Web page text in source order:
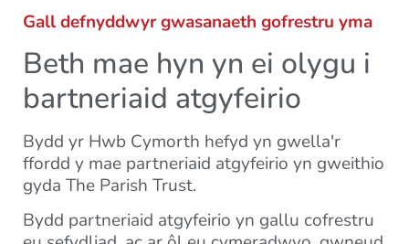
Gall defnyddwyr gwasanaeth gofrestru yma
Beth mae hyn yn ei olygu i
bartneriaid atgyfeirio
Bydd yr Hwb Cymorth hefyd yn gwella'r
ffordd y mae partneriaid atgyfeirio yn gweithio
gyda The Parish Trust.
Bydd partneriaid atgyfeirio yn gallu cofrestru